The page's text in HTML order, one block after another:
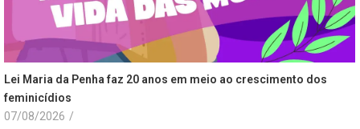
Lei Maria da Penha faz 20 anos em meio ao crescimento dos
feminicídios
07/08/2026 /